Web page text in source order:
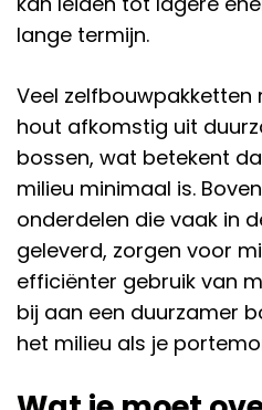
lange termijn.
Veel zelfbouwpakketten
hout afkomstig uit
bossen, wat betekent
milieu minimaal is.
onderdelen die vaak in
geleverd, zorgen voor
efficiënter gebruik van
bij aan een duurzamer
het milieu als je